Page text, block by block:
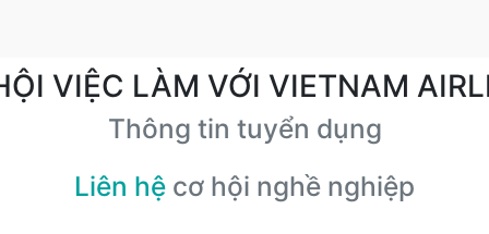
VIỆC LÀM VỚI VIETNAM
Thông tin tuyển dụng
Liên hệ cơ hội nghề nghiệp